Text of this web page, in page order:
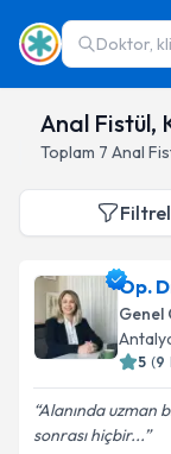
Doktor,
Anal Fistül,
Toplam 7 Anal
Op.
Genel
5 (9
Alanında uzman
sonrası hiçbir...